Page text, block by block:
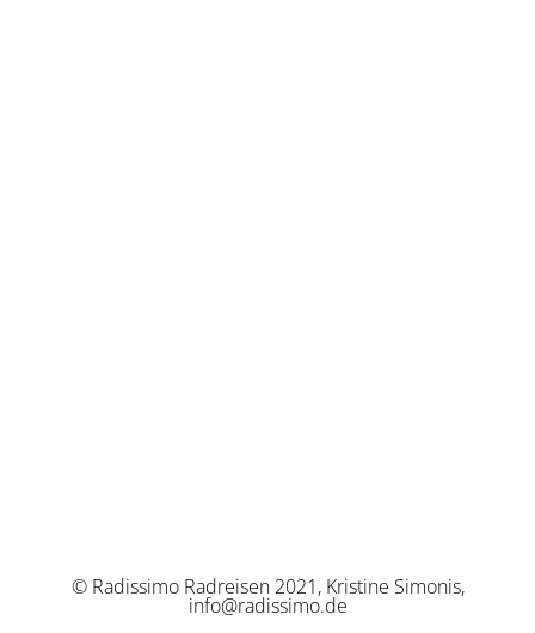
© Radissimo Radreisen 2021, Kristine Simonis,
info@radissimo.de